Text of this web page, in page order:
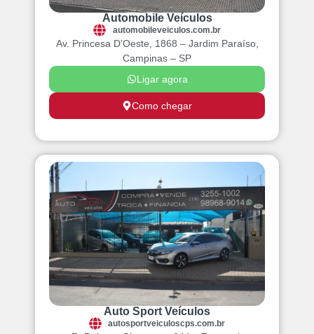
Automobile Veículos
automobileveiculos.com.br
Como chegar
Ligar agora
Av. Princesa D’Oeste, 1868 – Jardim Paraíso,
Campinas – SP
Auto Sport Veículos
autosportveiculoscps.com.br